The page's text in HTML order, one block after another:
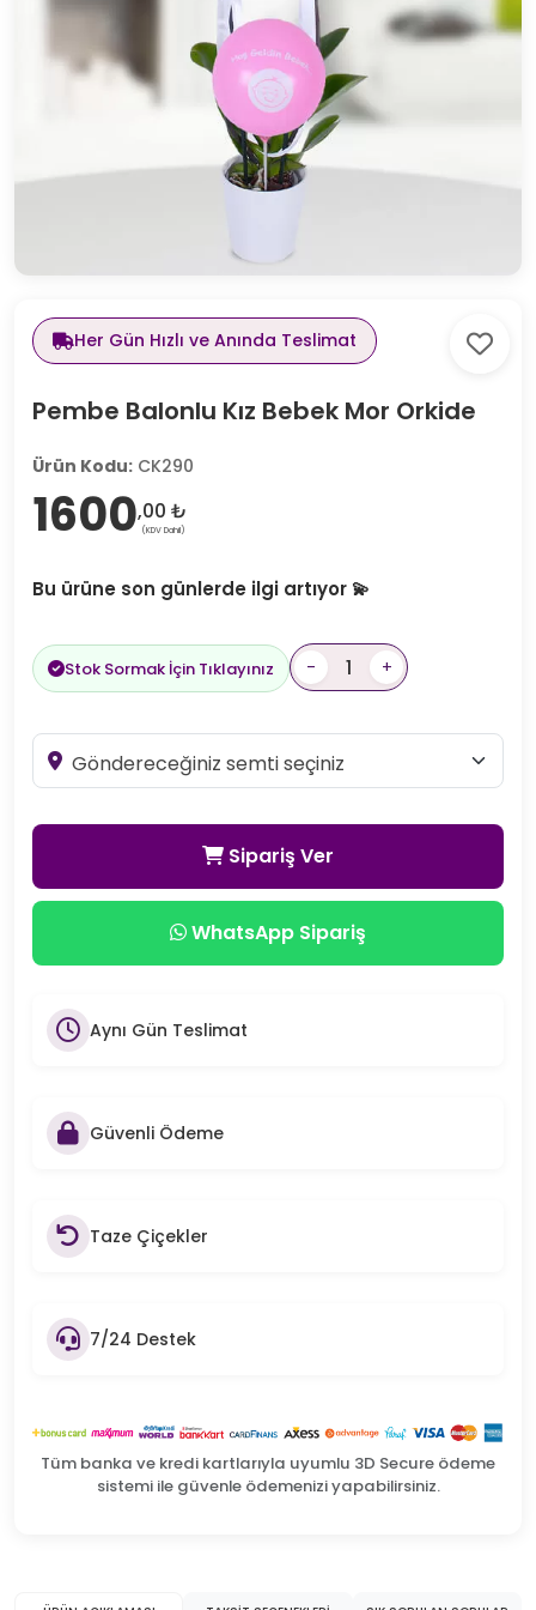
Her Gün Hızlı ve Anında Teslimat
Pembe Balonlu Kız Bebek Mor Orkide
Ürün Kodu: CK290
1600,00 ₺
(KDV Dahil)
Bu ürüne son günlerde ilgi artıyor 💫
Stok Sormak İçin Tıklayınız - +
Sipariş Ver
WhatsApp Sipariş
Aynı Gün Teslimat
Güvenli Ödeme
Taze Çiçekler
7/24 Destek
Tüm banka ve kredi kartlarıyla uyumlu 3D Secure ödeme
sistemi ile güvenle ödemenizi yapabilirsiniz.